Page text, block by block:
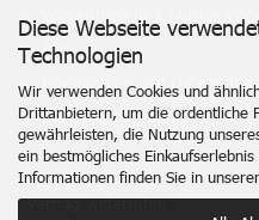
Diese Webseite
Technologien
Wir verwenden Cookies und
Drittanbietern, um die ordentliche
gewährleisten, die Nutzung
ein bestmögliches
Informationen finden Sie in unserer
Widerrufsrecht & Muster-
AGB
Privatsphäre und Datenschutz
Cookie Einstellungen
Vertrag widerrufen